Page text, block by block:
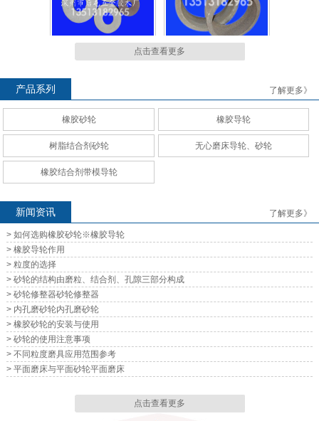
橡胶导轮 树脂结合剂砂轮
无心磨床导轮、砂轮 无心磨床导轮、砂轮
无心磨床导轮、砂轮 无心磨床导轮、砂轮
无心磨床导轮、砂轮 无心磨床导轮、砂轮
点击查看更多
产品系列 了解更多》
橡胶砂轮 橡胶导轮
树脂结合剂砂轮 无心磨床导轮、砂轮
橡胶结合剂带模导轮
新闻资讯 了解更多》
> 如何选购橡胶砂轮※橡胶导轮
> 橡胶导轮作用
> 粒度的选择
> 砂轮的结构由磨粒、结合剂、孔隙三部分构成
> 砂轮修整器砂轮修整器
> 内孔磨砂轮内孔磨砂轮
> 橡胶砂轮的安装与使用
> 砂轮的使用注意事项
> 不同粒度磨具应用范围参考
> 平面磨床与平面砂轮平面磨床
点击查看更多